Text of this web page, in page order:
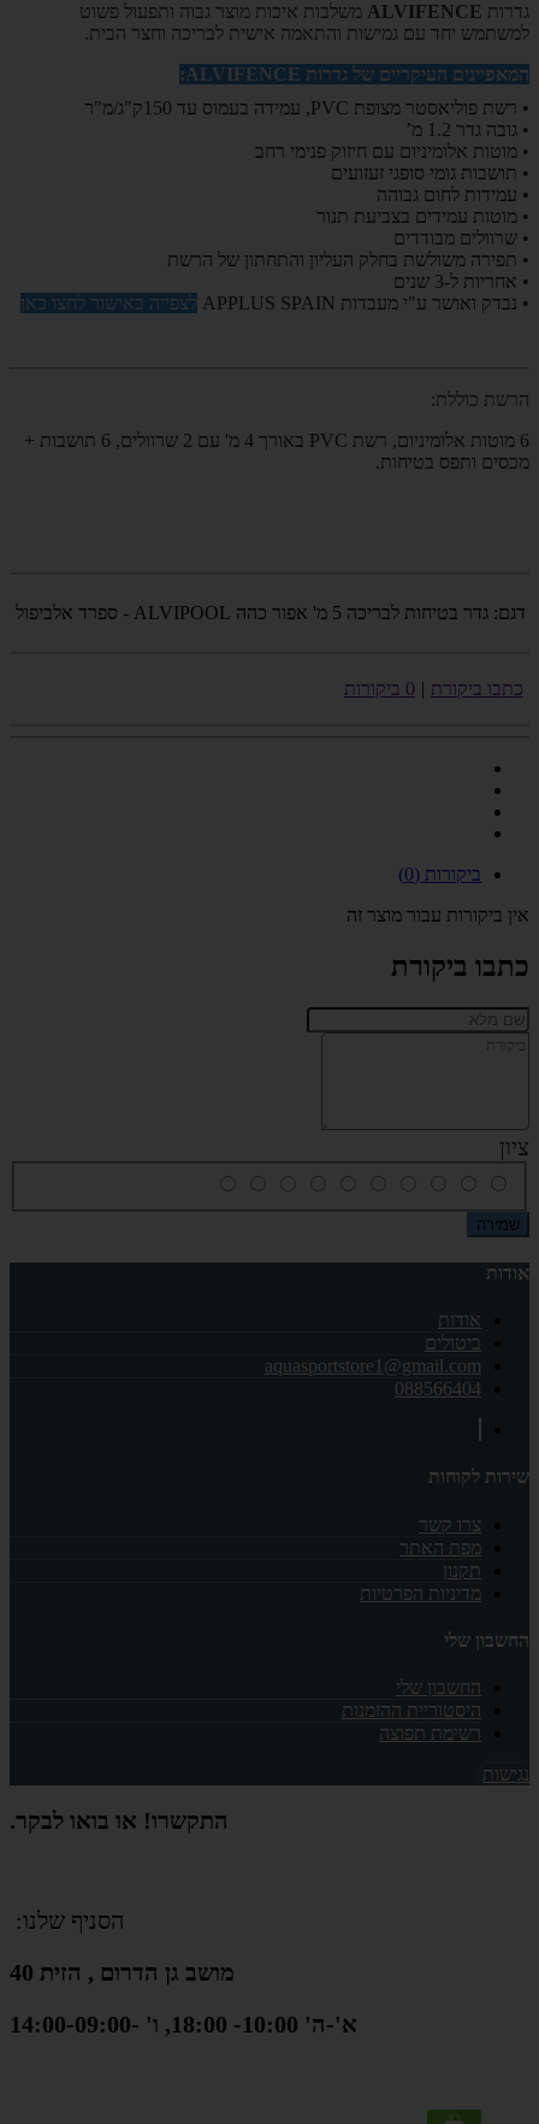
גדרות ALVIFENCE משלבות איכות מוצר גבוה ותפעול פשוט
למשתמש יחד עם גמישות והתאמה אישית לבריכה וחצר הבית.
המאפיינים העיקריים של גדרות ALVIFENCE
:
• רשת פוליאסטר מצופת PVC, עמידה בעמוס עד 150ק"ג/מ"ר
• גובה גדר 1.2 מ’
• מוטות אלומיניום עם חיזוק פנימי רחב
• תושבות גומי סופגי זעזועים
• עמידות לחום גבוהה
• מוטות עמידים בצביעת תנור
• שרוולים מבודדים
• תפירה משולשת בחלק העליון והתחתון של הרשת
• אחריות ל-3 שנים
• נבדק ואושר ע"י מעבדות
APPLUS SPAIN לצפייה באישור לחצו כאן
הרשת כוללת:
6 מוטות אלומיניום, רשת PVC באורך 4 מ' עם 2 שרוולים, 6 תושבות +
מכסים ותפס בטיחות.
דגם: גדר בטיחות לבריכה 5 מ' אפור כהה ALVIPOOL - ספרד אלביפול
כתבו ביקורת | 0 ביקורות
ביקורות (0)
אין ביקורות עבור מוצר זה
כתבו ביקורת
ציון
שמירה
אודות
אודות
ביטולים
aquasportstore1@gmail.com
088566404
שירות לקוחות
צרו קשר
מפת האתר
תקנון
מדיניות הפרטיות
החשבון שלי
החשבון שלי
היסטוריית ההזמנות
רשימת תפוצה
נגישות
התקשרו! או בואו לבקר.
הסניף שלנו:
מושב גן הדרום , הזית 40
א'-ה' 10:00- 18:00, ו' -14:00-09:00